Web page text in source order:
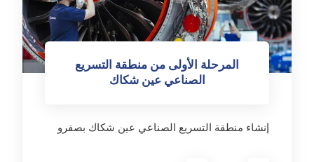
المرحلة الأولى من منطقة التسريع
الصناعي عين شكاك
إنشاء منطقة التسريع الصناعي عين شكاك بصفرو